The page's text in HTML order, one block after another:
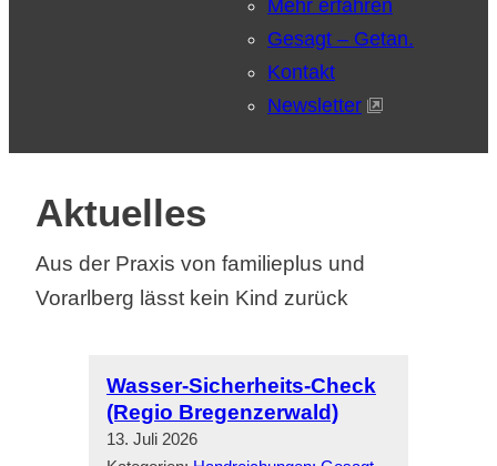
Mehr erfahren
Gesagt – Getan.
Kontakt
Newsletter
Aktuelles
Aus der Praxis von familieplus und
Vorarlberg lässt kein Kind zurück
Wasser-Sicherheits-Check
(Regio Bregenzerwald)
13. Juli 2026